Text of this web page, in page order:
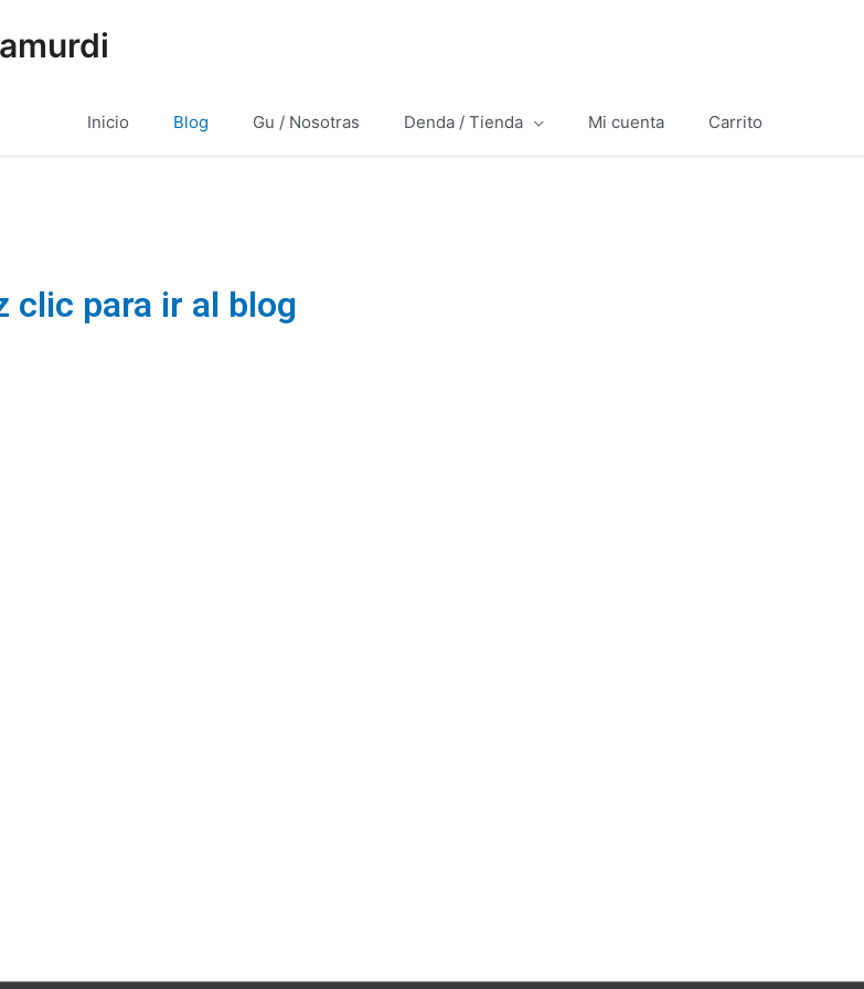
Inicio Blog Gu / Nosotras Denda / Tienda Mi cuenta Carrito
clic para ir al blog